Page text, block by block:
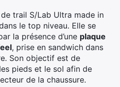
trail S/Lab Ultra made in
le top niveau. Elle se
la présence d’une plaque
, prise en sandwich dans
Son objectif est de
pieds et le sol afin de
de la chaussure.